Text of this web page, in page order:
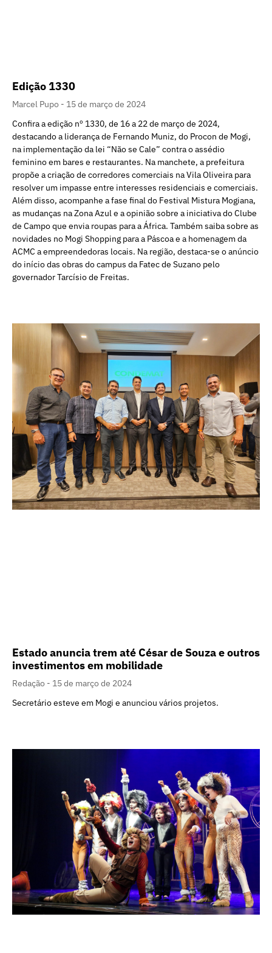
Edição 1330
Marcel Pupo
15 de março de 2024
Confira a edição nº 1330, de 16 a 22 de março de 2024,
destacando a liderança de Fernando Muniz, do Procon de Mogi,
na implementação da lei “Não se Cale” contra o assédio
feminino em bares e restaurantes. Na manchete, a prefeitura
propõe a criação de corredores comerciais na Vila Oliveira para
resolver um impasse entre interesses residenciais e comerciais.
Além disso, acompanhe a fase final do Festival Mistura Mogiana,
as mudanças na Zona Azul e a opinião sobre a iniciativa do Clube
de Campo que envia roupas para a África. Também saiba sobre as
novidades no Mogi Shopping para a Páscoa e a homenagem da
ACMC a empreendedoras locais. Na região, destaca-se o anúncio
do início das obras do campus da Fatec de Suzano pelo
governador Tarcísio de Freitas.
Estado anuncia trem até César de Souza e outros
investimentos em mobilidade
Redação
15 de março de 2024
Secretário esteve em Mogi e anunciou vários projetos.